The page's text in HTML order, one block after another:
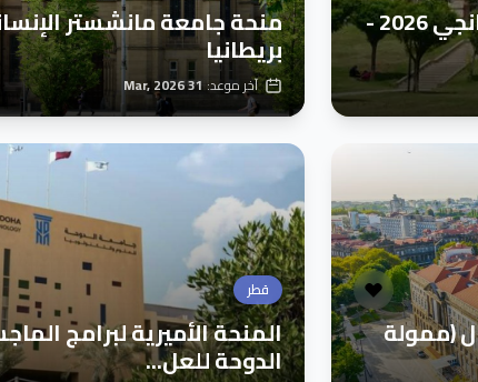
منحة الدراسات العليا جامعة سابانجي 2026 -
بريطانيا
آخر موعد:31 Mar, 2026
البرتغال (ممولة
قطر
المنحة الأميرية لبرامج
الدوحة للعل...